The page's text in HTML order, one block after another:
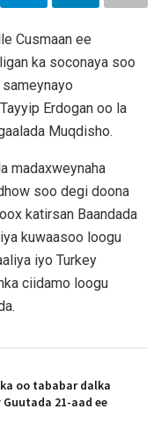
Cusmaan ee
ka soconaya soo
Erdogan oo la
Muqdisho.
madaxweynaha
soo degi doona
katirsan Baandada
kuwaasoo loogu
iyo Turkey
ciidamo loogu
oo tababar dalka
21-aad ee